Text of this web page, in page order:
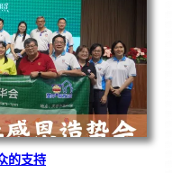
的支持